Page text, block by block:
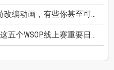
有些你甚至可能不知道它原作是黄游
线上赛重要日期千万别错过